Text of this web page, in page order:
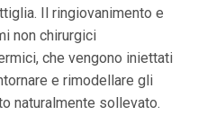
Il ringiovanimento e
non chirurgici
che vengono iniettati
e rimodellare gli
naturalmente sollevato.